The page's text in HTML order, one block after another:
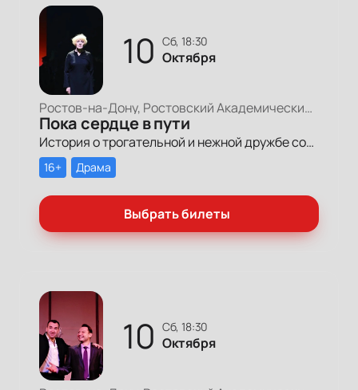
10 сб, 18:30
Октября
Ростов-на-Дону, Ростовский Академический Театр Драмы, Большая сцена
Пока сердце в пути
История о трогательной и нежной дружбе совсем молодого человека, потерявшего себя в этом мире, и весьма оригинальной леди элегантного возраста, чья жизненная философия раскроет перед героем новый, необыкновенный мир.
16+ Драма
Выбрать билеты
10 сб, 18:30
Октября